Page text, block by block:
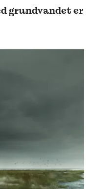
grundvandet er